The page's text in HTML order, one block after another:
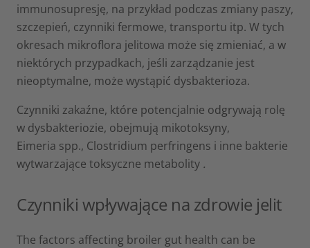
immunosupresję, na przykład podczas zmiany paszy,
szczepień, czynniki fermowe, transportu itp. W tych
okresach mikroflora jelitowa może się zmieniać, a w
niektórych przypadkach, jeśli zarządzanie jest
nieoptymalne, może wystąpić dysbakterioza.
Czynniki zakaźne, które potencjalnie odgrywają rolę
w dysbakteriozie, obejmują mikotoksyny,
Eimeria spp., Clostridium perfringens i inne bakterie
wytwarzające toksyczne metabolity .
Czynniki wpływające na zdrowie jelit
The factors affecting broiler gut health can be